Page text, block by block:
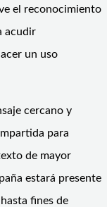
el reconocimiento
acudir
un uso
cercano y
para
de mayor
estará presente
fines de